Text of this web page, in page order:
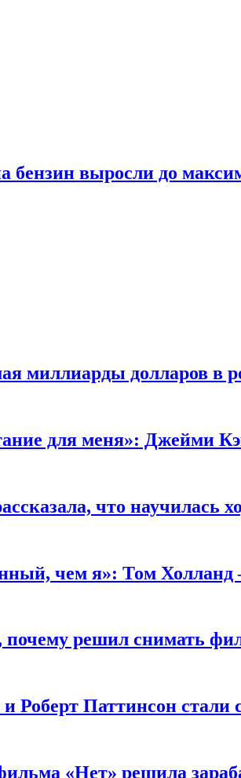
выросли до
миллиарды долларов в
для меня»: Джейми
что научилась
чем я»: Том
почему решил снимать
Роберт Паттинсон
«Нет» решила